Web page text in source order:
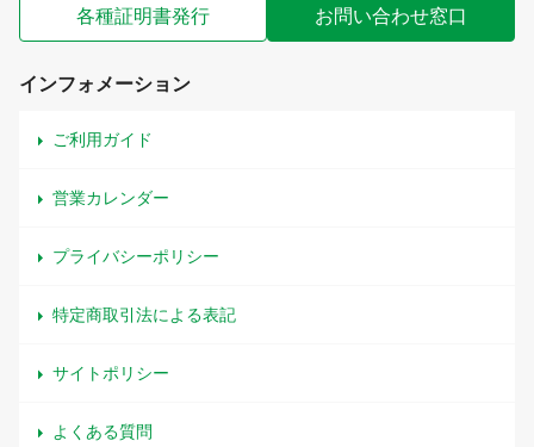
各種証明書発行 お問い合わせ窓口
インフォメーション
ご利用ガイド
営業カレンダー
プライバシーポリシー
特定商取引法による表記
サイトポリシー
よくある質問